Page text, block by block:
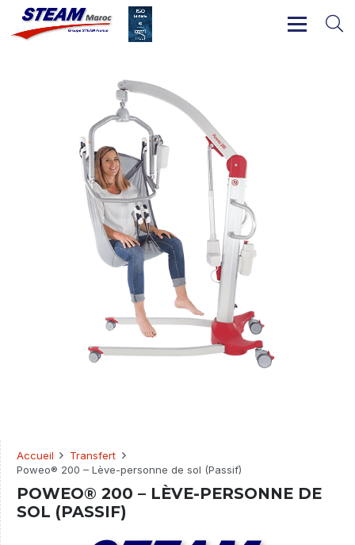
Accueil
Transfert
Poweo® 200 – Lève-personne de sol (Passif)
POWEO® 200 – LÈVE-PERSONNE DE
SOL (PASSIF)